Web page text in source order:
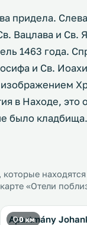
придела.
Вацлава и
1463 года.
и Св.
в Находе, это
было кладбища.
находятся
«Отели
0 км
Apartmány